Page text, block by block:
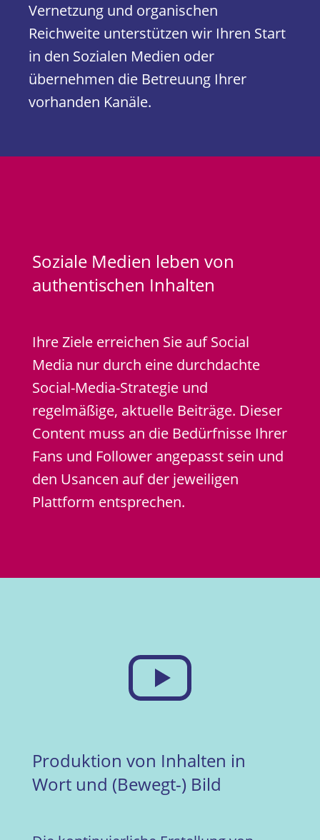
Vernetzung und organischen
Reichweite unterstützen wir Ihren Start
in den Sozialen Medien oder
übernehmen die Betreuung Ihrer
vorhanden Kanäle.
Soziale Medien leben von
authentischen Inhalten
Ihre Ziele erreichen Sie auf Social
Media nur durch eine durchdachte
Social-Media-Strategie und
regelmäßige, aktuelle Beiträge. Dieser
Content muss an die Bedürfnisse Ihrer
Fans und Follower angepasst sein und
den Usancen auf der jeweiligen
Plattform entsprechen.
Produktion von Inhalten in
Wort und (Bewegt-) Bild